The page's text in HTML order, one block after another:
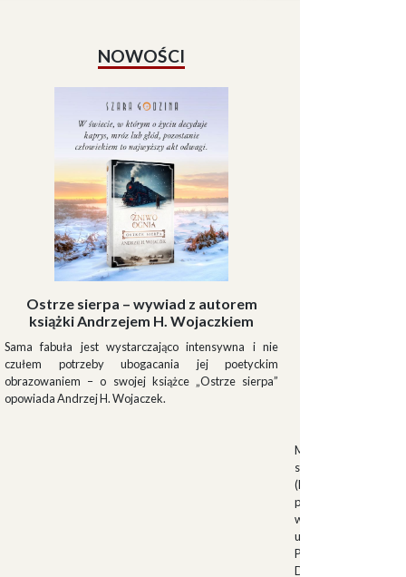
NOWOŚCI
Ostrze sierpa – wywiad z autorem
książki Andrzejem H. Wojaczkiem
Sama fabuła jest wystarczająco intensywna i nie
czułem potrzeby ubogacania jej poetyckim
obrazowaniem – o swojej książce „Ostrze sierpa”
opowiada Andrzej H. Wojaczek.
Muszkieterowie
stanowili elitarną
(Milizia Volontaria
pełniącą rolę
w latach 1923-
uroczystościach
Palazzo Venezia w
Duce.